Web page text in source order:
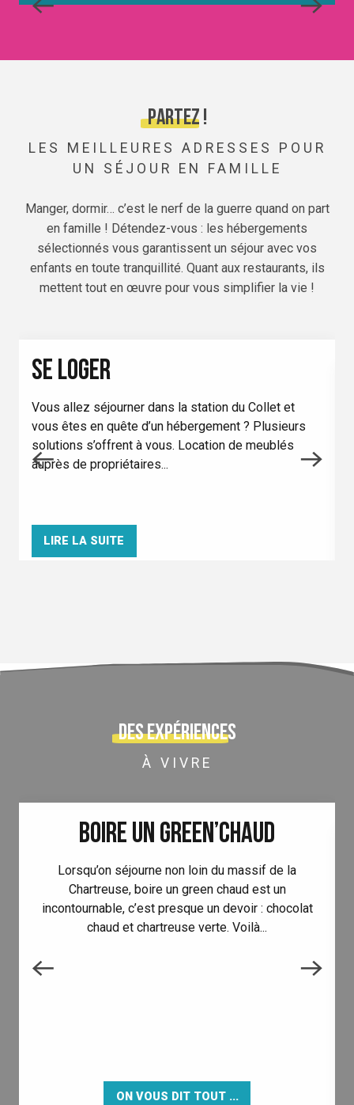
Partez !
LES MEILLEURES ADRESSES POUR
UN SÉJOUR EN FAMILLE
Manger, dormir… c’est le nerf de la guerre quand on part
en famille ! Détendez-vous : les hébergements
sélectionnés vous garantissent un séjour avec vos
enfants en toute tranquillité. Quant aux restaurants, ils
mettent tout en œuvre pour vous simplifier la vie !
SE LOGER
Vous allez séjourner dans la station du Collet et
vous êtes en quête d’un hébergement ? Plusieurs
solutions s’offrent à vous. Location de meublés
auprès de propriétaires...
LIRE LA SUITE
Des expériences
À VIVRE
BOIRE UN GREEN’CHAUD
Lorsqu’on séjourne non loin du massif de la
Chartreuse, boire un green chaud est un
incontournable, c’est presque un devoir : chocolat
chaud et chartreuse verte. Voilà...
ON VOUS DIT TOUT ...